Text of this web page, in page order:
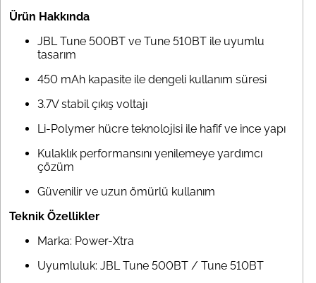
Ürün Hakkında
JBL Tune 500BT ve Tune 510BT ile uyumlu
tasarım
450 mAh kapasite ile dengeli kullanım süresi
3.7V stabil çıkış voltajı
Li-Polymer hücre teknolojisi ile hafif ve ince yapı
Kulaklık performansını yenilemeye yardımcı
çözüm
Güvenilir ve uzun ömürlü kullanım
Teknik Özellikler
Marka: Power-Xtra
Uyumluluk: JBL Tune 500BT / Tune 510BT